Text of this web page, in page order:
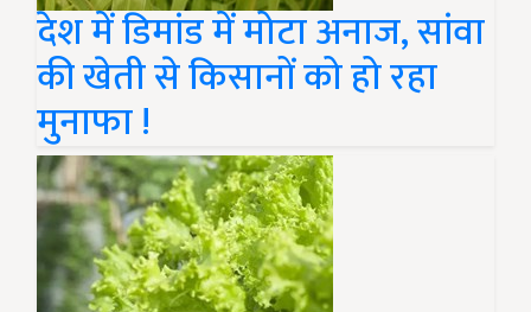
देश में डिमांड में मोटा अनाज, सांवा
की खेती से किसानों को हो रहा
मुनाफा !